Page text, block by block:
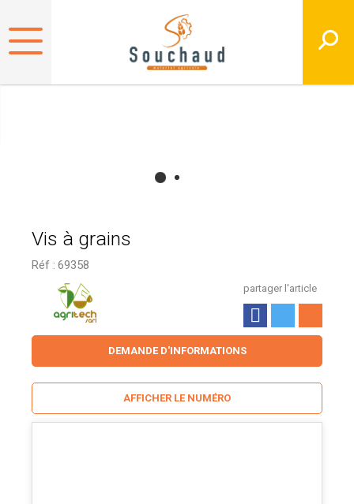
Vis à grains
Réf : 69358
partager l'article
DEMANDE D'INFORMATIONS
AFFICHER LE NUMÉRO